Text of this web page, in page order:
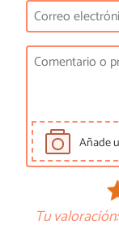
Añade
Tu valoración: